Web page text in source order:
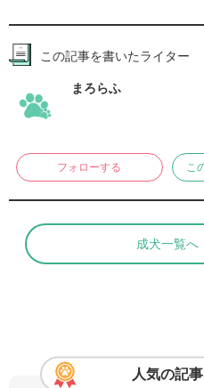
この記事を書いたライター
まろらふ
フォローする こ
成犬一覧へ
人気の記事